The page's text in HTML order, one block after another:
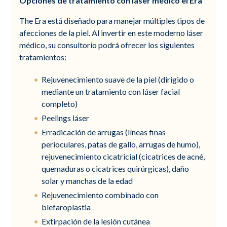
The Era está diseñado para manejar múltiples tipos de
afecciones de la piel. Al invertir en este moderno láser
médico, su consultorio podrá ofrecer los siguientes
tratamientos:
Rejuvenecimiento suave de la piel (dirigido o
mediante un tratamiento con láser facial
completo)
Peelings láser
Erradicación de arrugas (líneas finas
perioculares, patas de gallo, arrugas de humo),
rejuvenecimiento cicatricial (cicatrices de acné,
quemaduras o cicatrices quirúrgicas), daño
solar y manchas de la edad
Rejuvenecimiento combinado con
blefaroplastia
Extirpación de la lesión cutánea